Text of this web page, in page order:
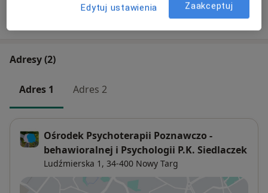
W jaki sposób ustalane są ceny?
Adresy (2)
Adres 1 Adres 2
Ośrodek Psychoterapii Poznawczo -
behawioralnej i Psychologii P.K. Siedlaczek
Ludźmierska 1, 34-400 Nowy Targ
Edytuj ustawienia Zaakceptuj